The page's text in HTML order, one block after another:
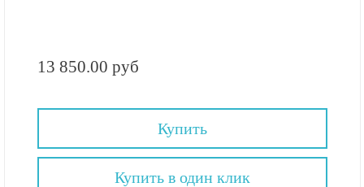
13 850.00 руб
Купить
Купить в один клик